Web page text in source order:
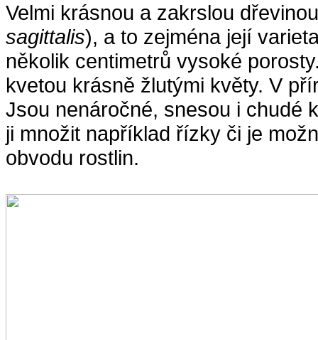
Velmi krásnou a zakrslou
sagittalis), a to zejména její
několik centimetrů vysoké
kvetou krásně žlutými květy. V
Jsou nenáročné, snesou i chudé
ji množit například řízky či je
obvodu rostlin.